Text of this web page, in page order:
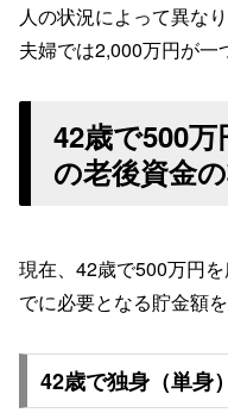
人の状況によって異な
夫婦では2,000万円が一
42歳で500
の老後資金
現在、42歳で500万円
でに必要となる貯金額
42歳で独身（単身